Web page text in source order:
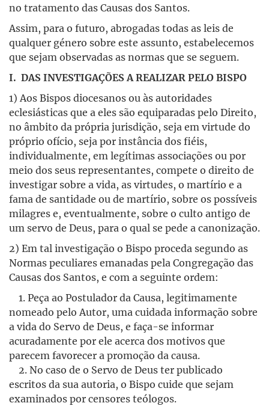
no tratamento das Causas dos Santos.
Assim, para o futuro, abrogadas todas as leis de
qualquer género sobre este assunto, estabelecemos
que sejam observadas as normas que se seguem.
I. DAS INVESTIGAÇÕES A REALIZAR PELO BISPO
1) Aos Bispos diocesanos ou às autoridades
eclesiásticas que a eles são equiparadas pelo Direito,
no âmbito da própria jurisdição, seja em virtude do
próprio ofício, seja por instância dos fiéis,
individualmente, em legítimas associações ou por
meio dos seus representantes, compete o direito de
investigar sobre a vida, as virtudes, o martírio e a
fama de santidade ou de martírio, sobre os possíveis
milagres e, eventualmente, sobre o culto antigo de
um servo de Deus, para o qual se pede a canonização.
2) Em tal investigação o Bispo proceda segundo as
Normas peculiares emanadas pela Congregação das
Causas dos Santos, e com a seguinte ordem:
1. Peça ao Postulador da Causa, legitimamente
nomeado pelo Autor, uma cuidada informação sobre
a vida do Servo de Deus, e faça-se informar
acuradamente por ele acerca dos motivos que
parecem favorecer a promoção da causa.
2. No caso de o Servo de Deus ter publicado
escritos da sua autoria, o Bispo cuide que sejam
examinados por censores teólogos.